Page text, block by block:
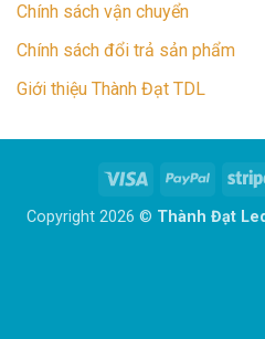
Chính sách vận chuyển
Chính sách đổi trả sản phẩm
Giới thiệu Thành Đạt TDL
Visa PayPal
Copyright 2026 © Thành Đạt